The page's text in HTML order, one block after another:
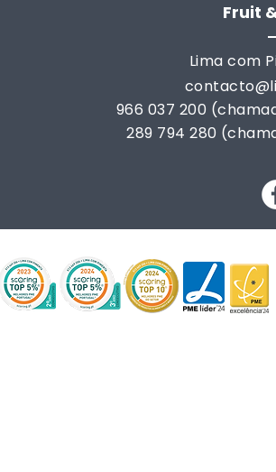
Fruit
Lima com
966 037 200
289 794 280